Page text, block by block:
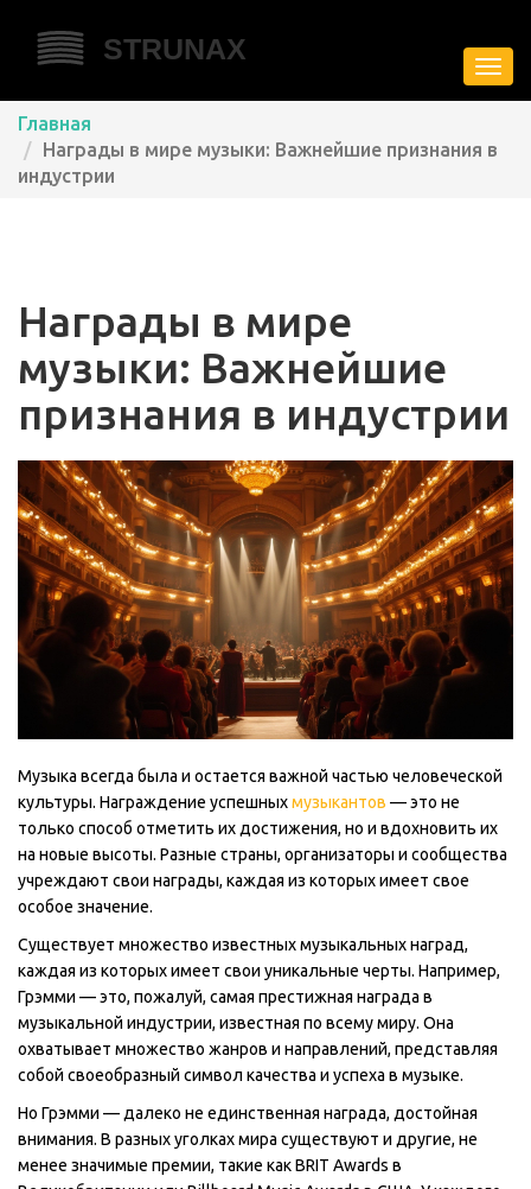
Главная
Награды в мире музыки: Важнейшие признания в
индустрии
Награды в мире
музыки: Важнейшие
признания в индустрии
Музыка всегда была и остается важной частью человеческой
культуры. Награждение успешныхмузыкантов — это не
только способ отметить их достижения, но и вдохновить их
на новые высоты. Разные страны, организаторы и сообщества
учреждают свои награды, каждая из которых имеет свое
особое значение.
Существует множество известных музыкальных наград,
каждая из которых имеет свои уникальные черты. Например,
Грэмми — это, пожалуй, самая престижная награда в
музыкальной индустрии, известная по всему миру. Она
охватывает множество жанров и направлений, представляя
собой своеобразный символ качества и успеха в музыке.
Но Грэмми — далеко не единственная награда, достойная
внимания. В разных уголках мира существуют и другие, не
менее значимые премии, такие как BRIT Awards в